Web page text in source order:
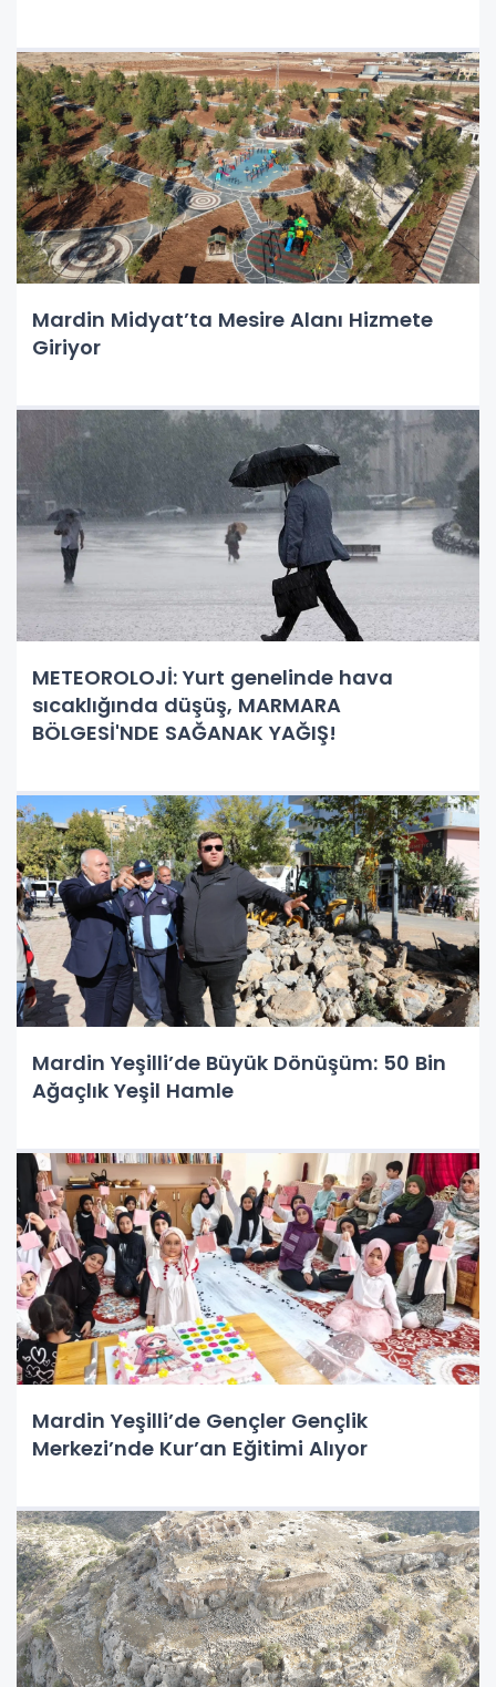
Mardin Midyat’ta Mesire Alanı Hizmete
Giriyor
METEOROLOJİ: Yurt genelinde hava
sıcaklığında düşüş, MARMARA
BÖLGESİ'NDE SAĞANAK YAĞIŞ!
Mardin Yeşilli’de Büyük Dönüşüm: 50 Bin
Ağaçlık Yeşil Hamle
Mardin Yeşilli’de Gençler Gençlik
Merkezi’nde Kur’an Eğitimi Alıyor